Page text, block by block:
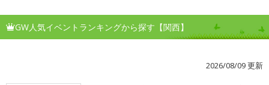
GW人気イベントランキングから探す【関西】
2026/08/09 更新